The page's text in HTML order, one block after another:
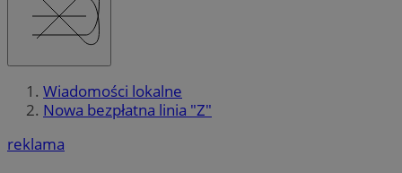
Wiadomości lokalne
Nowa bezpłatna linia "Z"
reklama